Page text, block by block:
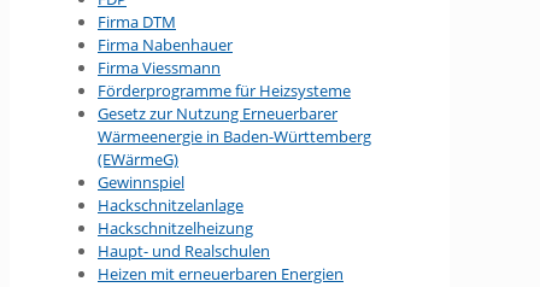
Firma DTM
Firma Nabenhauer
Firma Viessmann
Förderprogramme für Heizsysteme
Gesetz zur Nutzung Erneuerbarer
Wärmeenergie in Baden-Württemberg
(EWärmeG)
Gewinnspiel
Hackschnitzelanlage
Hackschnitzelheizung
Haupt- und Realschulen
Heizen mit erneuerbaren Energien